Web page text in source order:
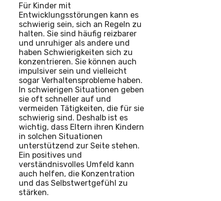
Für Kinder mit
Entwicklungsstörungen kann es
schwierig sein, sich an Regeln zu
halten. Sie sind häufig reizbarer
und unruhiger als andere und
haben Schwierigkeiten sich zu
konzentrieren. Sie können auch
impulsiver sein und vielleicht
sogar Verhaltensprobleme haben.
In schwierigen Situationen geben
sie oft schneller auf und
vermeiden Tätigkeiten, die für sie
schwierig sind. Deshalb ist es
wichtig, dass Eltern ihren Kindern
in solchen Situationen
unterstützend zur Seite stehen.
Ein positives und
verständnisvolles Umfeld kann
auch helfen, die Konzentration
und das Selbstwertgefühl zu
stärken.